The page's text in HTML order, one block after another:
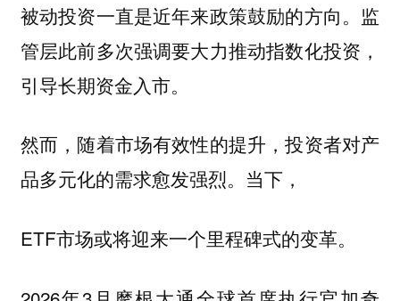
被动投资一直是近年来政策鼓励的方向。监
管层此前多次强调要大力推动指数化投资，
引导长期资金入市。
然而，随着市场有效性的提升，投资者对产
品多元化的需求愈发强烈。当下，
ETF市场或将迎来一个里程碑式的变革。